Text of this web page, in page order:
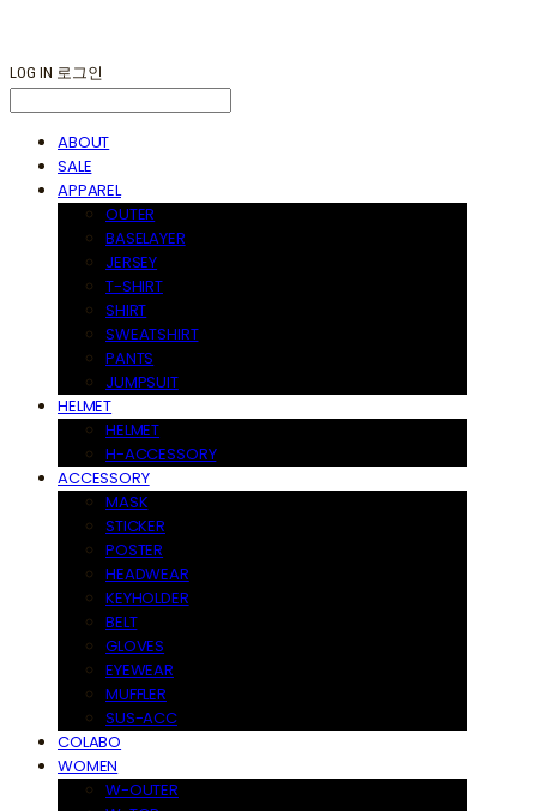
LOG IN 로그인
ABOUT
SALE
APPAREL
OUTER
BASELAYER
JERSEY
T-SHIRT
SHIRT
SWEATSHIRT
PANTS
JUMPSUIT
HELMET
HELMET
H-ACCESSORY
ACCESSORY
MASK
STICKER
POSTER
HEADWEAR
KEYHOLDER
BELT
GLOVES
EYEWEAR
MUFFLER
SUS-ACC
COLABO
WOMEN
W-OUTER